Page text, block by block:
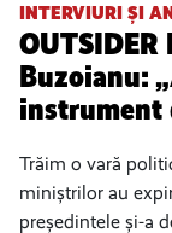
INTERVIURI ȘI
Buzoianu:
instrument
Trăim o vară
miniștrilor au
președintele și-a